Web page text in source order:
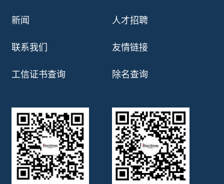
新闻 人才招聘
联系我们 友情链接
工信证书查询 除名查询